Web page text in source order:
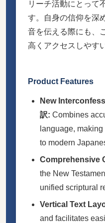
リーチ活動にとって
す。自身の信仰を深
音を伝える際にも、
高くアクセスしやす
Product Features
New
訳: Combines
language,
to modern
Comprehensive
the New
unified scriptural
Vertical Text
and facilitates